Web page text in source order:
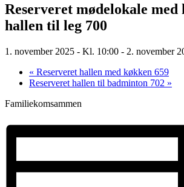
Reserveret mødelokale med
hallen til leg 700
1. november 2025 - Kl. 10:00 - 2. november
« Reserveret hallen med køkken 659
Reserveret hallen til badminton 702 »
Familiekomsammen